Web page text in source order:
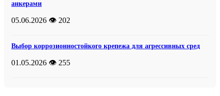
анкерами
05.06.2026 👁️ 202
Выбор коррозионностойкого крепежа для агрессивных сред
01.05.2026 👁️ 255